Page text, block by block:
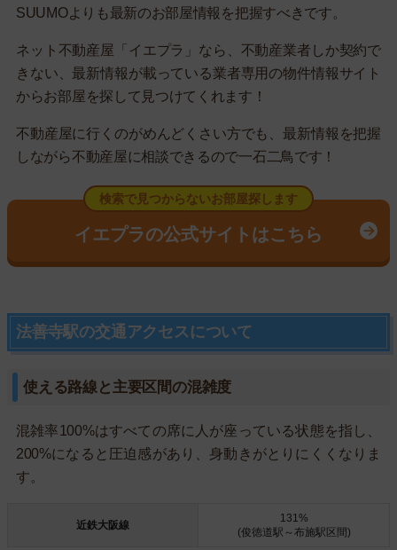
SUUMOよりも最新のお部屋情報を把握すべきです。
ネット不動産屋「イエプラ」なら、不動産業者しか契約で
きない、最新情報が載っている業者専用の物件情報サイト
からお部屋を探して見つけてくれます！
不動産屋に行くのがめんどくさい方でも、最新情報を把握
しながら不動産屋に相談できるので一石二鳥です！
検索で見つからないお部屋探します
イエプラの公式サイトはこちら
法善寺駅の交通アクセスについて
使える路線と主要区間の混雑度
混雑率100%はすべての席に人が座っている状態を指し、
200%になると圧迫感があり、身動きがとりにくくなりま
す。
近鉄大阪線
131%
(俊徳道駅～布施駅区間)